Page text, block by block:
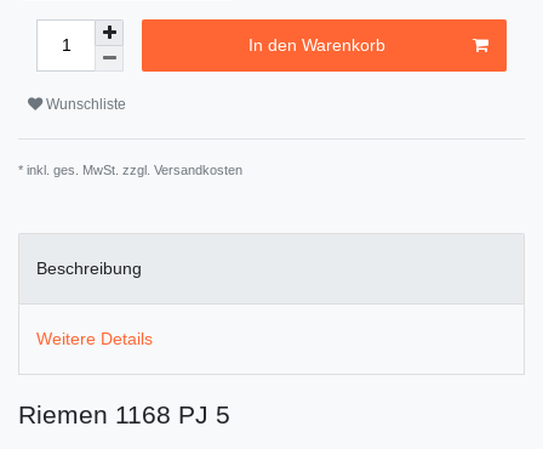
In den Warenkorb
Wunschliste
* inkl. ges. MwSt. zzgl. Versandkosten
Beschreibung
Weitere Details
Riemen 1168 PJ 5